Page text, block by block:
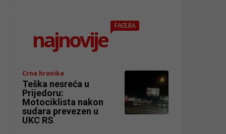
najnovije
FACE.BA
Crna hronika
Teška nesreća u
Prijedoru:
Motociklista nakon
sudara prevezen u
UKC RS